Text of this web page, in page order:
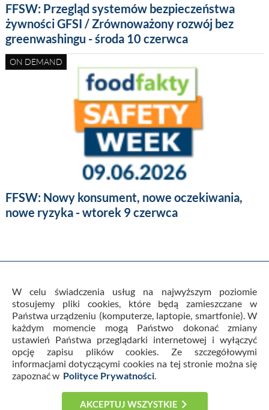
FFSW: Przegląd systemów bezpieczeństwa
żywności GFSI / Zrównoważony rozwój bez
greenwashingu - środa 10 czerwca
ON DEMAND
FFSW: Nowy konsument, nowe oczekiwania,
nowe ryzyka - wtorek 9 czerwca
Warunki Ogólne Usług i Regulamin
Polityka prywatności
Kontakt
Cookies
Newsletter
Horizon Scanning
© 2026 FoodFakty. Wszystkie prawa zastrzeżone. Portal
FoodFakty jest własnością firmy Prokonsument Sp. z o.o.
W celu świadczenia usług na najwyższym poziomie
stosujemy pliki cookies, które będą zamieszczane w
Państwa urządzeniu (komputerze, laptopie, smartfonie). W
każdym momencie mogą Państwo dokonać zmiany
ustawień Państwa przeglądarki internetowej i wyłączyć
opcję zapisu plików cookies. Ze szczegółowymi
informacjami dotyczącymi cookies na tej stronie można się
zapoznać w Polityce Prywatności.
AKCEPTUJ WSZYSTKIE